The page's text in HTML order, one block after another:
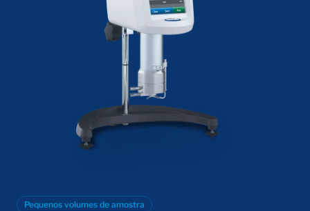
Pequenos volumes de amostra